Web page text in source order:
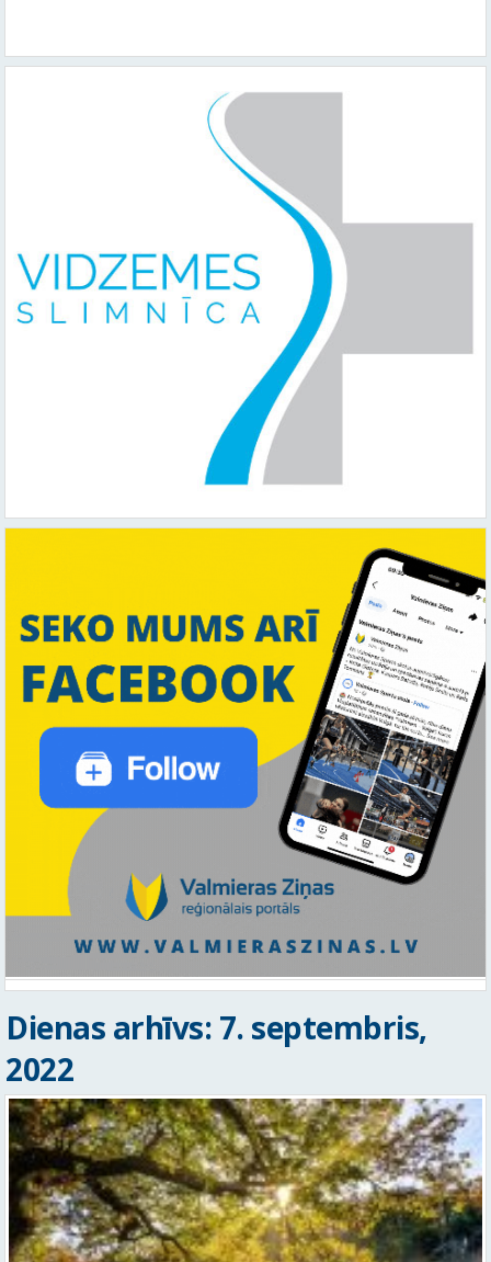
Dienas arhīvs: 7. septembris,
2022